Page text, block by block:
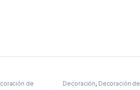
de
Decoración, Decoración de